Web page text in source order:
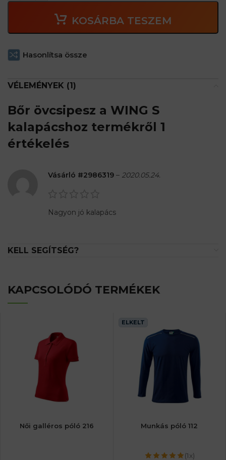
KOSÁRBA TESZEM
Hasonlítsa össze
VÉLEMÉNYEK (1)
Bőr övcsipesz a WING S
kalapácshoz termékről 1
értékelés
Vásárló #2986319 – 2020.05.24.
Nagyon jó kalapács
KELL SEGÍTSÉG?
KAPCSOLÓDÓ TERMÉKEK
Női galléros póló 216
ELKELT
Munkás póló 112
(1x)